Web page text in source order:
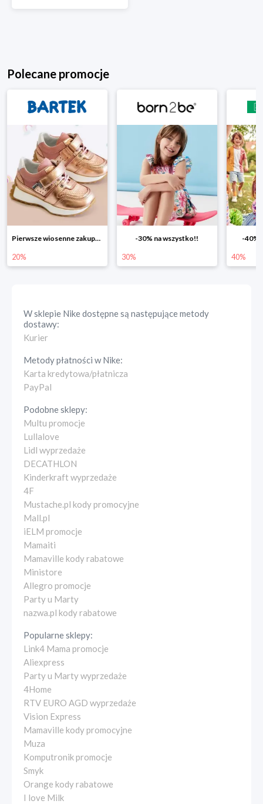
Polecane promocje
Pierwsze wiosenne zakupy -20%
20%
-30% na wszystko!!
30%
-40%
40%
W sklepie Nikedostępne są następujące metody
dostawy:
Kurier
Metody płatności wNike:
Karta kredytowa/płatnicza
PayPal
Podobne sklepy:
Multu promocje
Lullalove
Lidl wyprzedaże
DECATHLON
Kinderkraft wyprzedaże
4F
Mustache.pl kody promocyjne
Mall.pl
iELM promocje
Mamaiti
Mamaville kody rabatowe
Ministore
Allegro promocje
Party u Marty
nazwa.pl kody rabatowe
Popularne sklepy:
Link4 Mama promocje
Aliexpress
Party u Marty wyprzedaże
4Home
RTV EURO AGD wyprzedaże
Vision Express
Mamaville kody promocyjne
Muza
Komputronik promocje
Smyk
Orange kody rabatowe
I love Milk